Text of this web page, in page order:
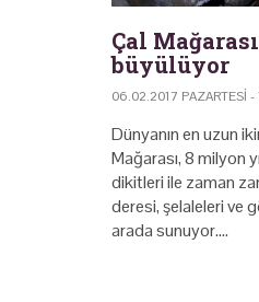
Çal
büyülüyor
06.02.2017 PAZARTESI
Dünyanın en uzun
Mağarası, 8 milyon
dikitleri ile zaman
deresi, şelaleleri ve
arada sunuyor.…